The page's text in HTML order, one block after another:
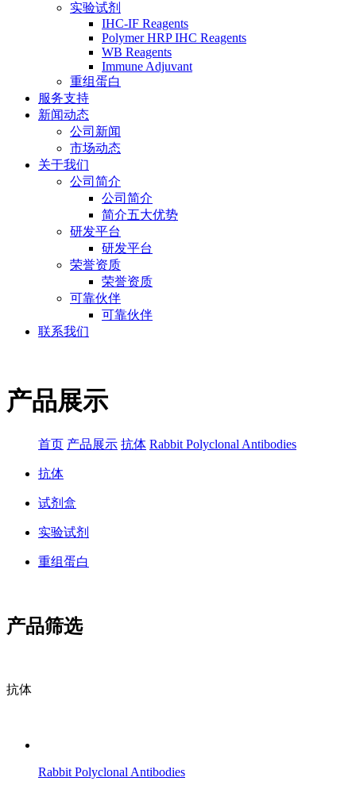
实验试剂
IHC-IF Reagents
Polymer HRP IHC Reagents
WB Reagents
Immune Adjuvant
重组蛋白
服务支持
新闻动态
公司新闻
市场动态
关于我们
公司简介
公司简介
简介五大优势
研发平台
研发平台
荣誉资质
荣誉资质
可靠伙伴
可靠伙伴
联系我们
产品展示
首页 产品展示 抗体 Rabbit Polyclonal Antibodies
抗体
试剂盒
实验试剂
重组蛋白
产品筛选
抗体
Rabbit Polyclonal Antibodies